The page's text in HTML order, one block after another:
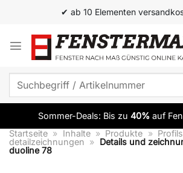
springen
✔ ab 10 Elementen
Suchen
Sommer-Deals: Bis zu 40% auf
Startseite » Inhalte » Produkte »
detailzeichnungen » Details und
duoline 78